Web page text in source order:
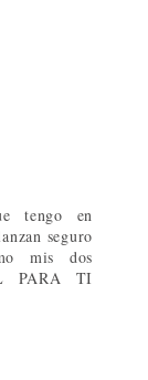
tengo en
seguro
mis dos
PARA TI